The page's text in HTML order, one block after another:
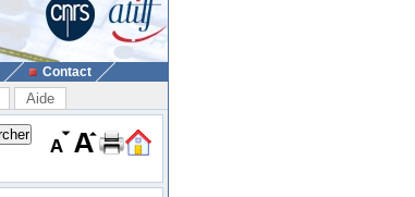
Contact
Aide